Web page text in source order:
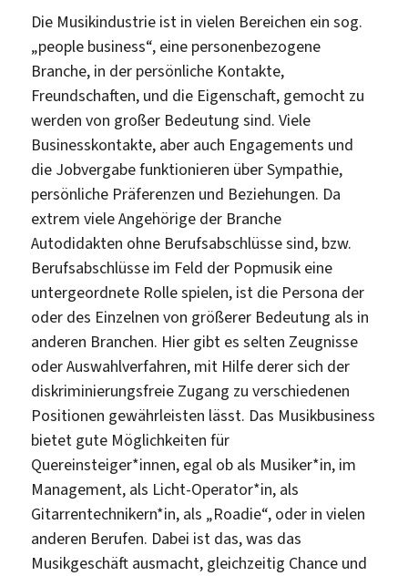
Die Musikindustrie ist in vielen Bereichen ein sog.
„people business“, eine personenbezogene
Branche, in der persönliche Kontakte,
Freundschaften, und die Eigenschaft, gemocht zu
werden von großer Bedeutung sind. Viele
Businesskontakte, aber auch Engagements und
die Jobvergabe funktionieren über Sympathie,
persönliche Präferenzen und Beziehungen. Da
extrem viele Angehörige der Branche
Autodidakten ohne Berufsabschlüsse sind, bzw.
Berufsabschlüsse im Feld der Popmusik eine
untergeordnete Rolle spielen, ist die Persona der
oder des Einzelnen von größerer Bedeutung als in
anderen Branchen. Hier gibt es selten Zeugnisse
oder Auswahlverfahren, mit Hilfe derer sich der
diskriminierungsfreie Zugang zu verschiedenen
Positionen gewährleisten lässt. Das Musikbusiness
bietet gute Möglichkeiten für
Quereinsteiger*innen, egal ob als Musiker*in, im
Management, als Licht-Operator*in, als
Gitarrentechnikern*in, als „Roadie“, oder in vielen
anderen Berufen. Dabei ist das, was das
Musikgeschäft ausmacht, gleichzeitig Chance und